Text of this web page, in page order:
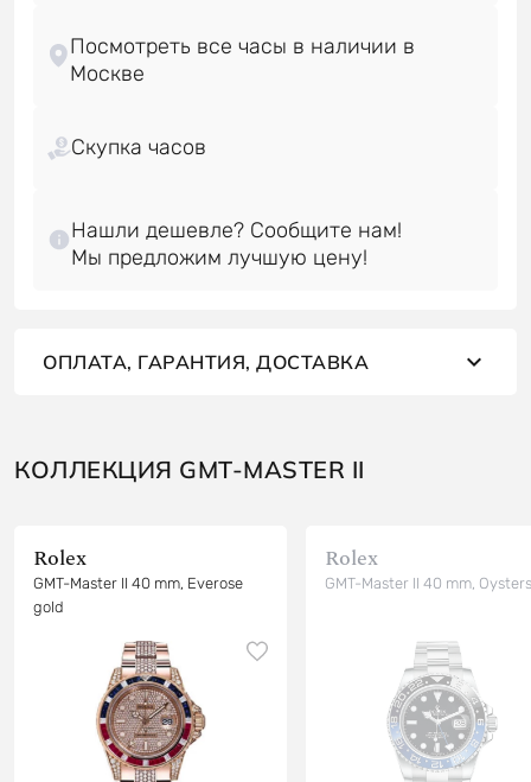
Посмотреть все часы в наличии в
Скупка часов
Нашли дешевле? Сообщите нам!
ОПЛАТА, ГАРАНТИЯ, ДОСТАВКА
КОЛЛЕКЦИЯ GMT-MASTER II
Rolex
GMT-Master II 40 mm, Everose
gold
Rolex
GMT-Master II 40 mm,